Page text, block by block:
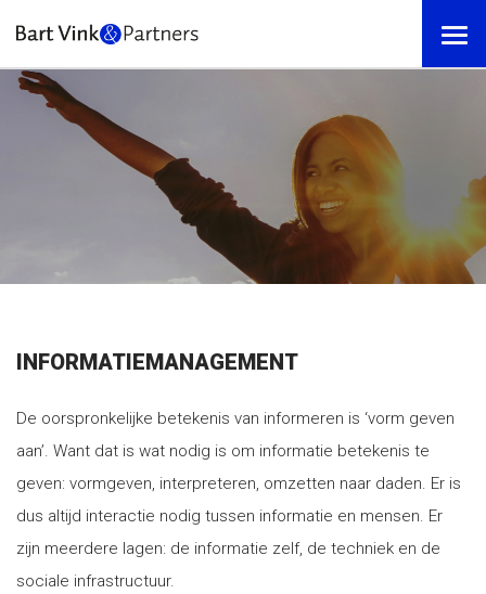
INFORMATIEMANAGEMENT
De oorspronkelijke betekenis van informeren is ‘vorm geven
aan’. Want dat is wat nodig is om informatie betekenis te
geven: vormgeven, interpreteren, omzetten naar daden. Er is
dus altijd interactie nodig tussen informatie en mensen. Er
zijn meerdere lagen: de informatie zelf, de techniek en de
sociale infrastructuur.